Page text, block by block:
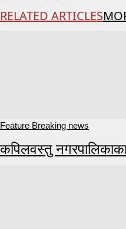
RELATED ARTICLES
Feature Breaking news
कपिलवस्तु नगरपालिकाका